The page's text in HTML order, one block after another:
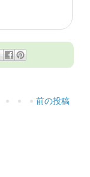
前の投稿